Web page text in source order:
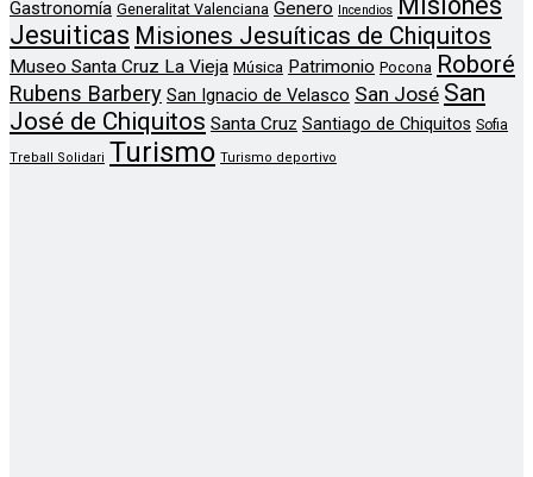
Gastronomía Generalitat Valenciana Genero Incendios
Jesuiticas Misiones Jesuíticas de Chiquitos
Museo Santa Cruz La Vieja Música Patrimonio Pocona Roboré
Rubens Barbery San Ignacio de Velasco San José San
José de Chiquitos Santa Cruz Santiago de Chiquitos Sofia
Treball Solidari Turismo Turismo deportivo